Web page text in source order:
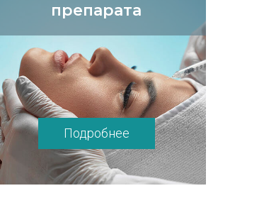
препарата
Подробнее